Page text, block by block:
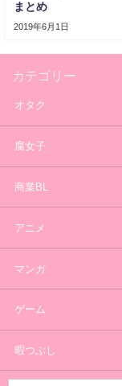
まとめ
2019年6月1日
カテゴリー
オタク
腐女子
商業BL
アニメ
マンガ
ゲーム
暇つぶし